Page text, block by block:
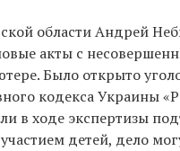
области Андрей
акты с
Было открыто
кодекса Украины
в ходе экспертизы
детей, дело